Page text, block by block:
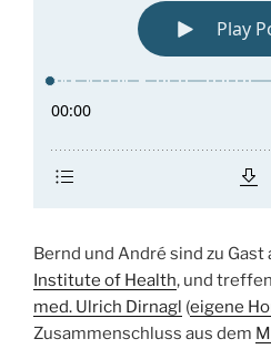
Bernd und André sind zu Gast
Institute of Health, und
med. Ulrich Dirnagl (eigene
Zusammenschluss aus dem